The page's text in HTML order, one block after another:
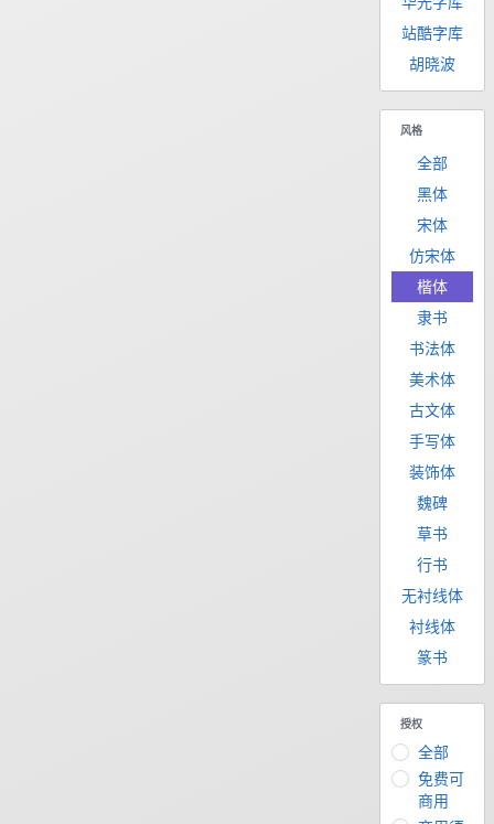
站酷字库
胡晓波
风格
全部
黑体
宋体
仿宋体
楷体
隶书
书法体
美术体
古文体
手写体
装饰体
魏碑
草书
行书
无衬线体
衬线体
篆书
授权
全部
免费可
商用